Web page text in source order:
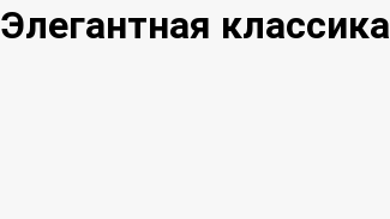
Элегантная классика